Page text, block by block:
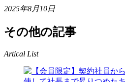
2025年8月10日
その他の記事
Artical List